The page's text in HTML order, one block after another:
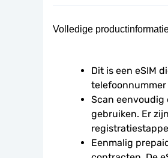
Volledige
Dit is een eSIM
telefoonnummer
Scan eenvoudig
gebruiken. Er
Eenmalig